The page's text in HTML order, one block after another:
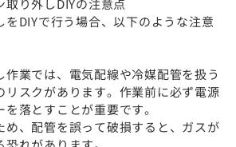
り外しDIYの注意点
をDIYで行う場合、以下のような注意
作業では、電気配線や冷媒配管を扱う
リスクがあります。作業前に必ず電源
落とすことが重要です。
め、配管を誤って破損すると、ガスが